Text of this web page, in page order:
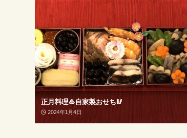
正月料理🎍自家製おせち🥢
2024年1月4日